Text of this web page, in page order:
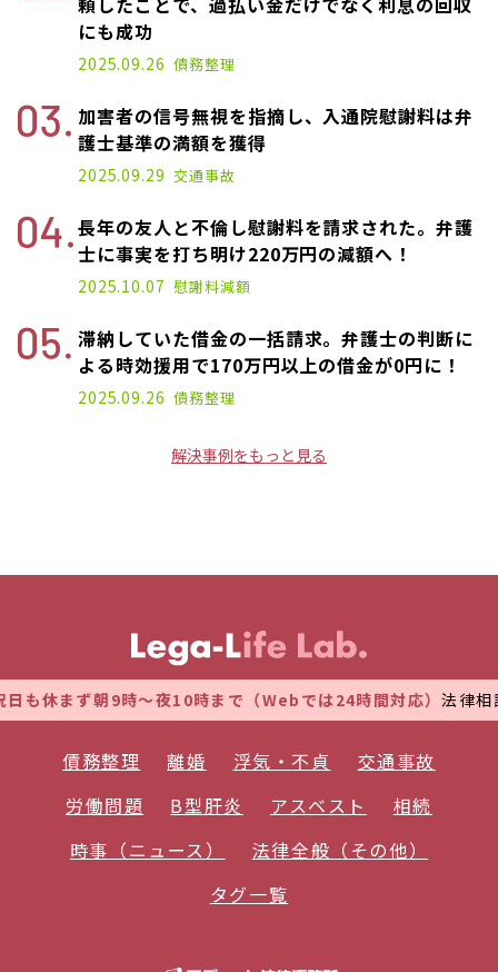
にも成功
2025.09.26 債務整理
加害者の信号無視を指摘し、入通院慰謝料は弁
護士基準の満額を獲得
2025.09.29 交通事故
長年の友人と不倫し慰謝料を請求された。弁護
士に事実を打ち明け220万円の減額へ！
2025.10.07 慰謝料減額
滞納していた借金の一括請求。弁護士の判断に
よる時効援用で170万円以上の借金が0円に！
2025.09.26 債務整理
解決事例をもっと見る
も休まず朝9時～夜10時まで（Webでは24時間対応）法律相談
債務整理 離婚 浮気・不貞
交通事故
労働問題
B型肝炎 アスベスト
相続
時事（ニュース）
法律全般（その他）
タグ一覧